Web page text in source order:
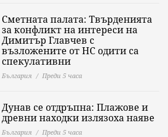
Сметната палата: Твърденията
за конфликт на интереси на
Димитър Главчев с
възложените от НС одити са
спекулативни
България Преди 5 часа
Дунав се отдръпна: Плажове и
древни находки излязоха наяве
България Преди 5 часа